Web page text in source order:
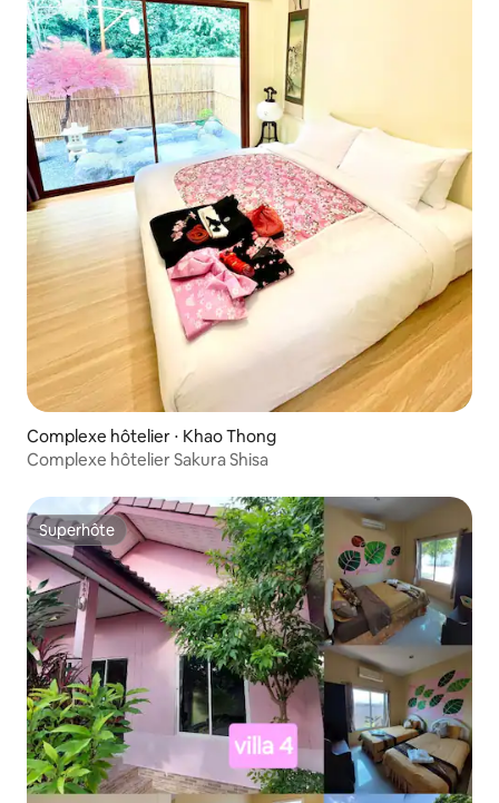
Complexe hôtelier ⋅ Khao Thong
Complexe hôtelier Sakura Shisa
Superhôte
Superhôte